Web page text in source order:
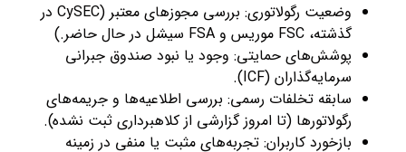
وضعیت رگولاتوری: بررسی مجوزهای معتبر (CySEC در
گذشته، FSC موریس و FSA سیشل در حال حاضر.)
پوشش‌های حمایتی: وجود یا نبود صندوق جبرانی
سرمایه‌گذاران (ICF).
سابقه تخلفات رسمی: بررسی اطلاعیه‌ها و جریمه‌های
رگولاتورها (تا امروز گزارشی از کلاهبرداری ثبت نشده).
بازخورد کاربران: تجربه‌های مثبت یا منفی در زمینه